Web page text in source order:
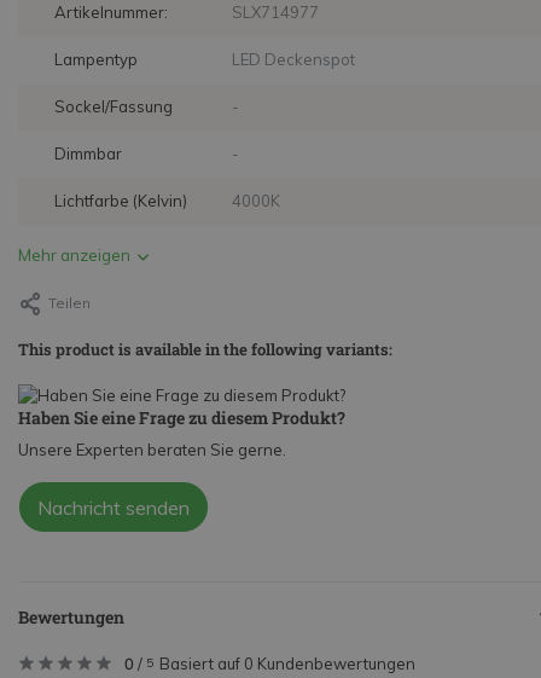
Artikelnummer: SLX714977
Lampentyp LED Deckenspot
Sockel/Fassung -
Dimmbar -
Lichtfarbe (Kelvin) 4000K
Mehr anzeigen
Teilen
This product is available in the following variants:
Haben Sie eine Frage zu diesem Produkt?
Unsere Experten beraten Sie gerne.
Nachricht senden
Bewertungen
0 / 5 Basiert auf 0 Kundenbewertungen